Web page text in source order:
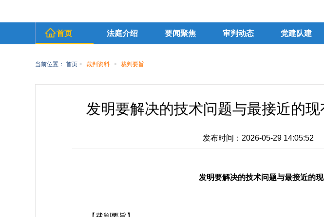
首页 法庭介绍 要闻聚焦 审判动态 党建队建
当前位置： 首页 > 裁判资料 > 裁判要旨
发明要解决的技术问题与最接近的
发布时间：2026-05-29 14:05:52
发明要解决的技术问题与最接近的